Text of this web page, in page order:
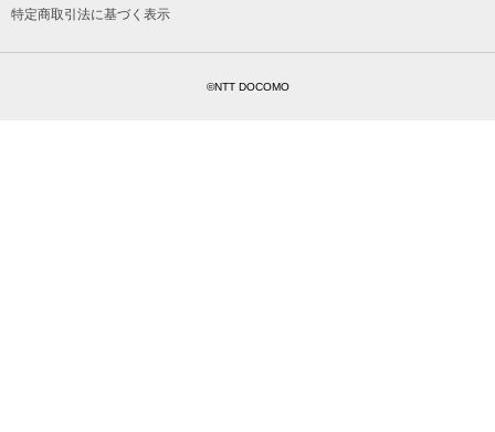
特定商取引法に基づく表示
©NTT DOCOMO